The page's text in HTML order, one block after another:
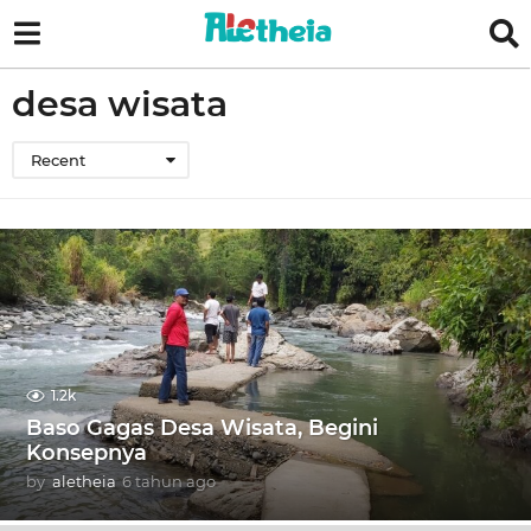
desa wisata
Recent
1.2k
Baso Gagas Desa Wisata, Begini
Konsepnya
by aletheia 6 tahun ago6
t
a